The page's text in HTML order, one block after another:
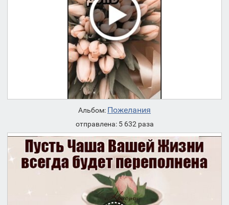
Альбом: Пожелания
отправлена: 5 632 раза